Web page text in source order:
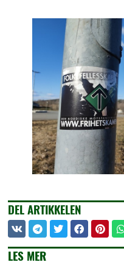
LES MER
DEL ARTIKKELEN